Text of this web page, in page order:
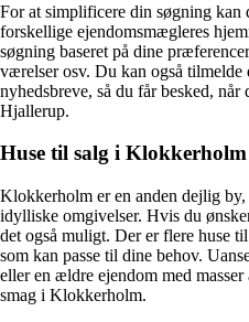
For at simplificere din søgning kan
forskellige ejendomsmægleres
søgning baseret på dine
værelser osv. Du kan også tilmelde
nyhedsbreve, så du får besked,
Hjallerup.
Huse til salg i Klokkerholm
Klokkerholm er en anden dejlig
idylliske omgivelser. Hvis du
det også muligt. Der er flere huse
som kan passe til dine behov.
eller en ældre ejendom med
smag i Klokkerholm.